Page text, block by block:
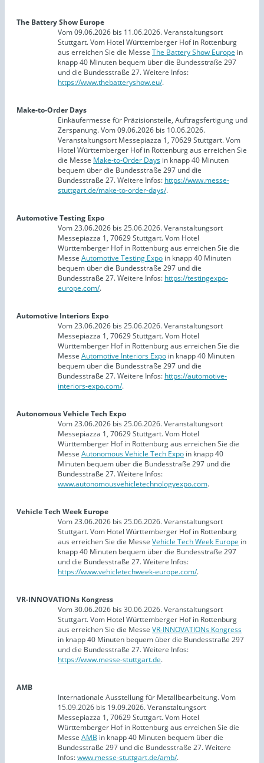
The Battery Show Europe
Vom 09.06.2026 bis 11.06.2026. Veranstaltungsort
Stuttgart. Vom Hotel Württemberger Hof in Rottenburg
aus erreichen Sie die Messe The Battery Show Europe in
knapp 40 Minuten bequem über die Bundesstraße 297
und die Bundesstraße 27. Weitere Infos:
https://www.thebatteryshow.eu/.
Make-to-Order Days
Einkäufermesse für Präzisionsteile, Auftragsfertigung und
Zerspanung. Vom 09.06.2026 bis 10.06.2026.
Veranstaltungsort Messepiazza 1, 70629 Stuttgart. Vom
Hotel Württemberger Hof in Rottenburg aus erreichen Sie
die Messe Make-to-Order Days in knapp 40 Minuten
bequem über die Bundesstraße 297 und die
Bundesstraße 27. Weitere Infos: https://www.messe-
stuttgart.de/make-to-order-days/.
Automotive Testing Expo
Vom 23.06.2026 bis 25.06.2026. Veranstaltungsort
Messepiazza 1, 70629 Stuttgart. Vom Hotel
Württemberger Hof in Rottenburg aus erreichen Sie die
Messe Automotive Testing Expo in knapp 40 Minuten
bequem über die Bundesstraße 297 und die
Bundesstraße 27. Weitere Infos: https://testingexpo-
europe.com/.
Automotive Interiors Expo
Vom 23.06.2026 bis 25.06.2026. Veranstaltungsort
Messepiazza 1, 70629 Stuttgart. Vom Hotel
Württemberger Hof in Rottenburg aus erreichen Sie die
Messe Automotive Interiors Expo in knapp 40 Minuten
bequem über die Bundesstraße 297 und die
Bundesstraße 27. Weitere Infos: https://automotive-
interiors-expo.com/.
Autonomous Vehicle Tech Expo
Vom 23.06.2026 bis 25.06.2026. Veranstaltungsort
Messepiazza 1, 70629 Stuttgart. Vom Hotel
Württemberger Hof in Rottenburg aus erreichen Sie die
Messe Autonomous Vehicle Tech Expo in knapp 40
Minuten bequem über die Bundesstraße 297 und die
Bundesstraße 27. Weitere Infos:
www.autonomousvehicletechnologyexpo.com.
Vehicle Tech Week Europe
Vom 23.06.2026 bis 25.06.2026. Veranstaltungsort
Stuttgart. Vom Hotel Württemberger Hof in Rottenburg
aus erreichen Sie die Messe Vehicle Tech Week Europe in
knapp 40 Minuten bequem über die Bundesstraße 297
und die Bundesstraße 27. Weitere Infos:
https://www.vehicletechweek-europe.com/.
VR-INNOVATIONs Kongress
Vom 30.06.2026 bis 30.06.2026. Veranstaltungsort
Stuttgart. Vom Hotel Württemberger Hof in Rottenburg
aus erreichen Sie die Messe VR-INNOVATIONs Kongress
in knapp 40 Minuten bequem über die Bundesstraße 297
und die Bundesstraße 27. Weitere Infos:
https://www.messe-stuttgart.de.
AMB
Internationale Ausstellung für Metallbearbeitung. Vom
15.09.2026 bis 19.09.2026. Veranstaltungsort
Messepiazza 1, 70629 Stuttgart. Vom Hotel
Württemberger Hof in Rottenburg aus erreichen Sie die
Messe AMB in knapp 40 Minuten bequem über die
Bundesstraße 297 und die Bundesstraße 27. Weitere
Infos:www.messe-stuttgart.de/amb/.